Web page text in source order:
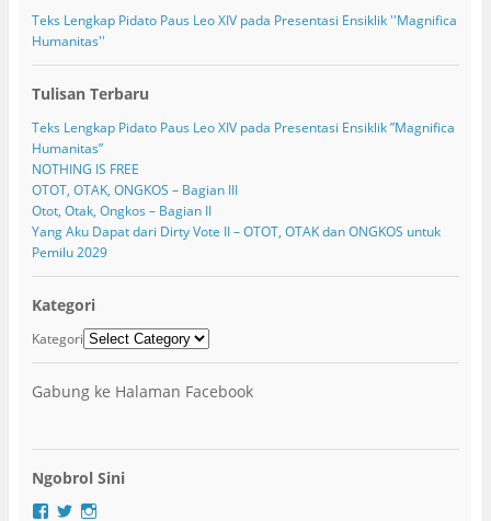
Teks Lengkap Pidato Paus Leo XIV pada Presentasi Ensiklik ''Magnifica
Humanitas''
Tulisan Terbaru
Teks Lengkap Pidato Paus Leo XIV pada Presentasi Ensiklik ”Magnifica
Humanitas”
NOTHING IS FREE
OTOT, OTAK, ONGKOS – Bagian III
Otot, Otak, Ongkos – Bagian II
Yang Aku Dapat dari Dirty Vote II – OTOT, OTAK dan ONGKOS untuk
Pemilu 2029
Kategori
Kategori
Gabung ke Halaman Facebook
Ngobrol Sini
F
T